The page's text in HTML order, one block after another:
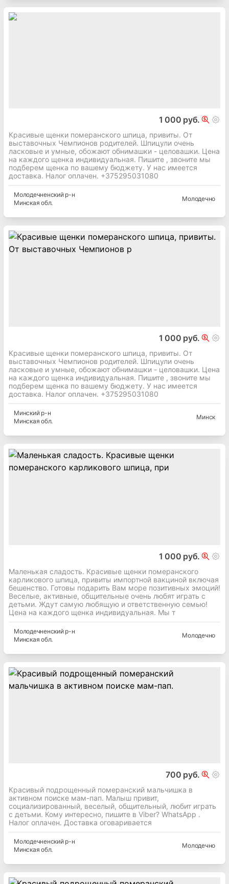
1 000 руб.
Красивые щенки померанского шпица, привиты. От
выставочных Чемпионов родителей. Шпицули очень
ласковые и умные, обожают обнимашки - целовашки. Цена
на каждого щенка индивидуальная. Пишите , звоните мы
подберем щенка по вашему бюджету. У нас имеется
доставка. Налог оплачен. +375295031080
Молодечненскийр-н
Минская обл.
Молодечно
1 000 руб.
Красивые щенки померанского шпица, привиты. От
выставочных Чемпионов родителей. Шпицули очень
ласковые и умные, обожают обнимашки - целовашки. Цена
на каждого щенка индивидуальная. Пишите , звоните мы
подберем щенка по вашему бюджету. У нас имеется
доставка. Налог оплачен. +375295031080
Минскийр-н
Минская обл.
Минск
1 000 руб.
Маленькая сладость. Красивые щенки померанского
карликового шпица, привиты импортной вакциной включая
бешенство. Готовы подарить Вам море позитивных эмоций!
Веселые, активные, общительные очень любят играть с
детьми. Ждут самую любящую и ответственную семью!
Цена на каждого щенка индивидуальная. Мы т
Молодечненскийр-н
Минская обл.
Молодечно
700 руб.
Красивый подрощенный померанский мальчишка в
активном поиске мам-пап. Малыш привит,
социализированный, веселый, общительный, любит играть
с детьми. Кому интересно, пишите в Viber? WhatsApp .
Налог оплачен. Доставка оговаривается
Молодечненскийр-н
Минская обл.
Молодечно